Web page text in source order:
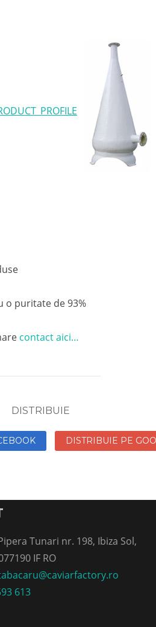
o puritate de 93%
contact aici…
DISTRIBUIE
DISTRIBUIE PE
Tunari nr. 198, Ibiza Sol,
IF RO
613